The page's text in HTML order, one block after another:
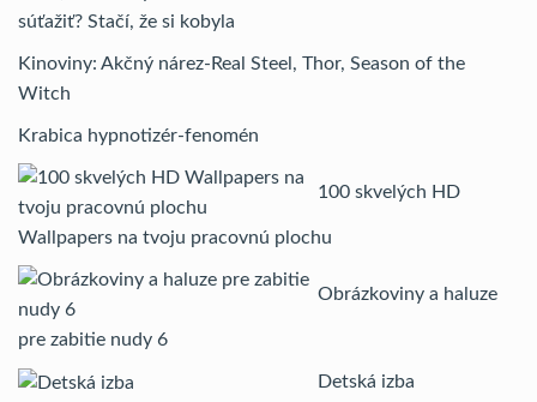
súťažiť? Stačí, že si kobyla
Kinoviny: Akčný nárez-Real Steel, Thor, Season of the
Witch
Krabica hypnotizér-fenomén
100 skvelých HD
Wallpapers na tvoju pracovnú plochu
Obrázkoviny a haluze
pre zabitie nudy 6
Detská izba